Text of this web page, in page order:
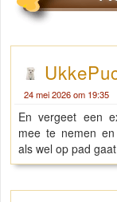
24 mei 2026 om 19:35
En vergeet een
mee te nemen
als wel op pad